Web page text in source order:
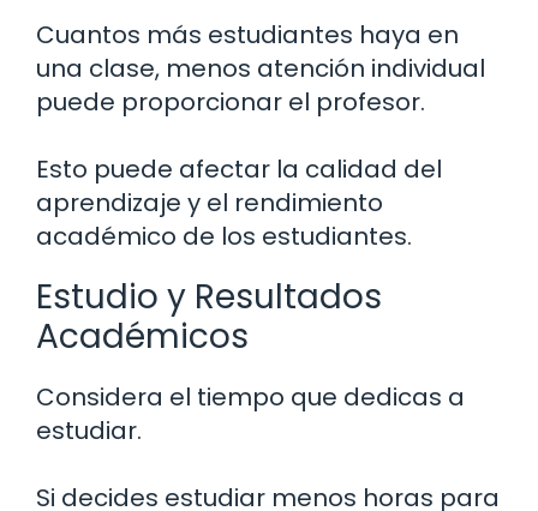
Cuantos más estudiantes haya en
una clase, menos atención individual
puede proporcionar el profesor.
Esto puede afectar la calidad del
aprendizaje y el rendimiento
académico de los estudiantes.
Estudio y Resultados
Académicos
Considera el tiempo que dedicas a
estudiar.
Si decides estudiar menos horas para